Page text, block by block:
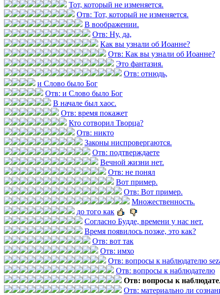
Тот, который не изменяется.
Отв: Тот, который не изменяется.
В воображении.
Отв: Ну, да,
Как вы узнали об Иоанне?
Отв: Как вы узнали об Иоанне?
Это фантазия.
Отв: отнюдь,
и Слово было Бог
Отв: и Слово было Бог
В начале был хаос.
Отв: время покажет
Кто сотворил Творца?
Отв: никто
Законы ниспровергаются.
Отв: подтверждаете
Вечной жизни нет.
Отв: не понял
Вот пример.
Отв: Вот пример.
Множественность.
до того как
Согласно Будде, времени у нас нет.
Время появилось позже, это как?
Отв: вот так
Отв: имхо
Отв: вопросы к наблюдателю
Отв: вопросы к наблюдателю
Отв: вопросы к
Отв: материально ли